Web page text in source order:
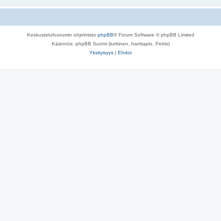
Keskustelufoorumin ohjelmisto phpBB® Forum Software © phpBB Limited
Käännös: phpBB Suomi (lurttinen, harritapio, Pettis)
Yksityisyys | Ehdot